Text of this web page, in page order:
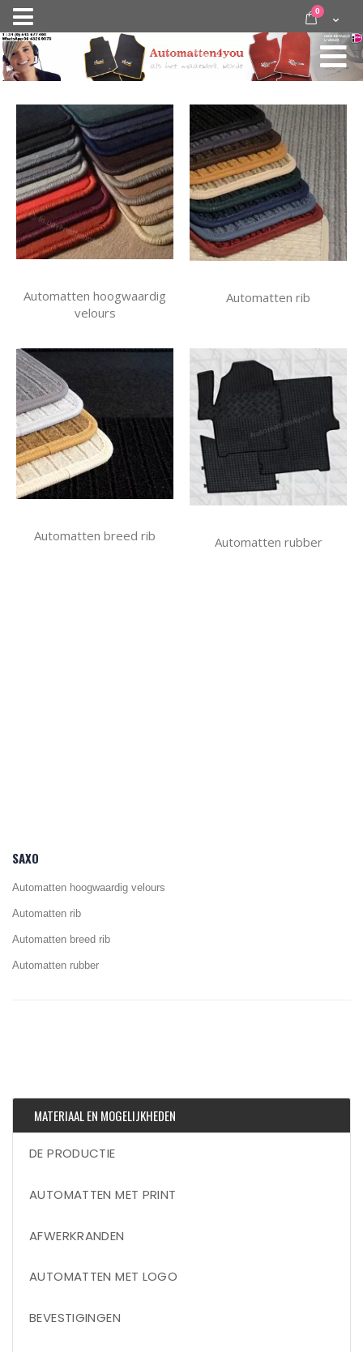
Nav
activeren
door
inhoud
Cart
0 items
Automatten hoogwaardig
velours
Automatten rib
Automatten breed rib Automatten rubber
SAXO
Automatten hoogwaardig velours
Automatten rib
Automatten breed rib
Automatten rubber
MATERIAAL EN MOGELIJKHEDEN
DE PRODUCTIE
AUTOMATTEN MET PRINT
AFWERKRANDEN
AUTOMATTEN MET LOGO
BEVESTIGINGEN